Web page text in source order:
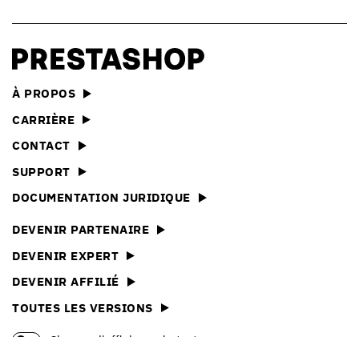
À PROPOS
CARRIÈRE
CONTACT
SUPPORT
DOCUMENTATION JURIDIQUE
DEVENIR PARTENAIRE
DEVENIR EXPERT
DEVENIR AFFILIÉ
TOUTES LES VERSIONS